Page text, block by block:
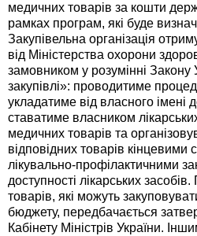
медичних товарів за кошти
рамках програм, які буде
Закупівельна організація
від Міністерства охорони
замовником у розумінні Закону
закупівлі»: проводитиме
укладатиме від власного імені
ставатиме власником
медичних товарів та
відповідних товарів
лікувально-профілактичними
доступності лікарських
товарів, які можуть
бюджету, передбачається
Кабінету Міністрів України.